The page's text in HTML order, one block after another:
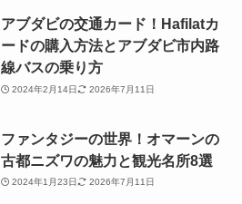
アブダビの交通カード！Hafilatカ
ードの購入方法とアブダビ市内路
線バスの乗り方
2024年2月14日 2026年7月11日
ファンタジーの世界！オマーンの
古都ニズワの魅力と観光名所8選
2024年1月23日 2026年7月11日